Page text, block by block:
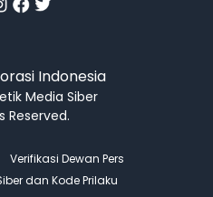
Indonesia
Media Siber
Reserved.
Verifikasi Dewan Pers
dan Kode Prilaku